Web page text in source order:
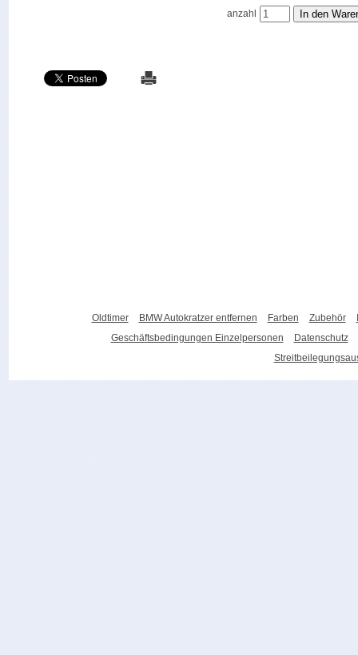
anzahl
Oldtimer BMW Autokratzer entfernen Farben Zubehör
Geschäftsbedingungen Einzelpersonen
Datenschutz